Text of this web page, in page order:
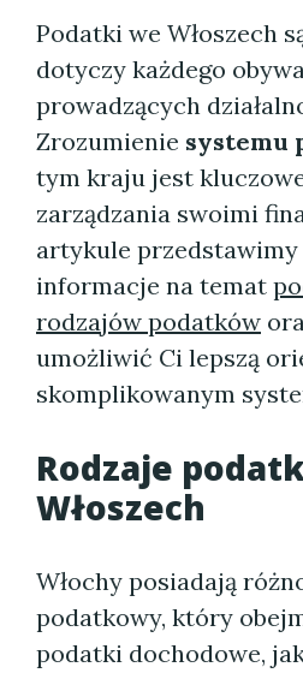
Podatki we Włoszech
dotyczy każdego
prowadzących
Zrozumienie systemu
tym kraju jest
zarządzania swoimi
artykule przedstawimy
informacje na temat
rodzajów podatków
umożliwić Ci lepszą
skomplikowanym
Rodzaje
Włoszech
Włochy posiadają
podatkowy, który
podatki dochodowe,